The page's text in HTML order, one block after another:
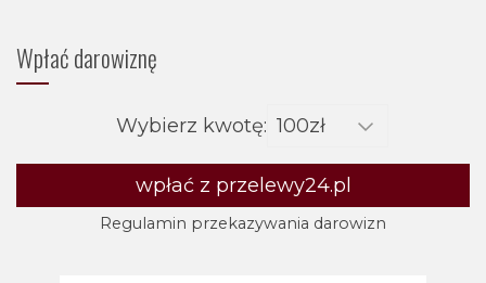
Wpłać darowiznę
Wybierz kwotę:
wpłać z przelewy24.pl
Regulamin przekazywania darowizn